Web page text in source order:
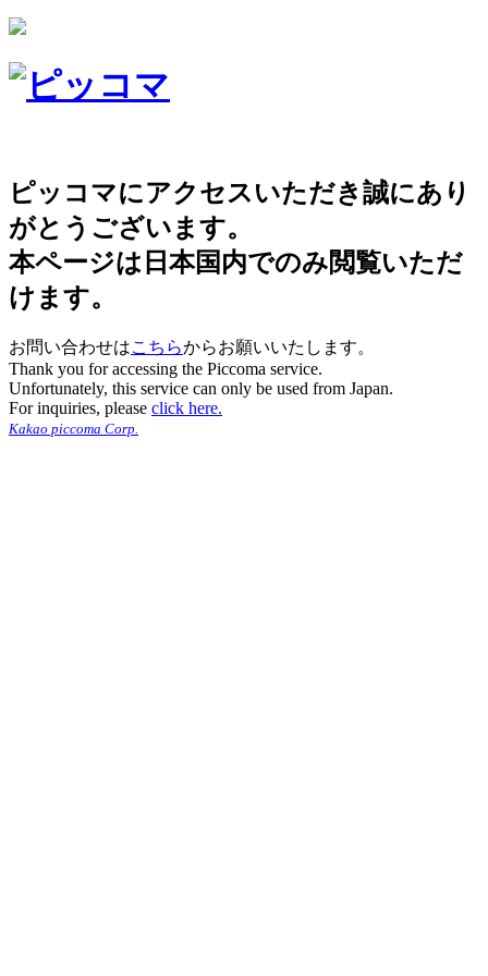
ピッコマにアクセスいただき誠にあり
がとうございます。
本ページは日本国内でのみ閲覧いただ
けます。
お問い合わせはこちらからお願いいたします。
Thank you for accessing the Piccoma service.
Unfortunately, this service can only be used from Japan.
For inquiries, please click here.
Kakao piccoma Corp.